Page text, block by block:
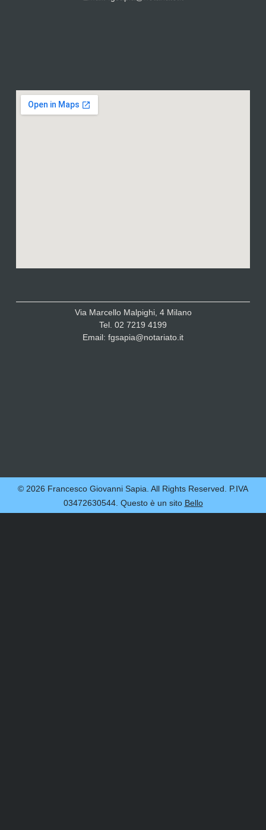
Via Marcello Malpighi, 4 Milano
Tel. 02 7219 4199
Email: fgsapia@notariato.it
© 2026 Francesco Giovanni Sapia. All Rights Reserved. P.IVA
03472630544. Questo è un sito Bello